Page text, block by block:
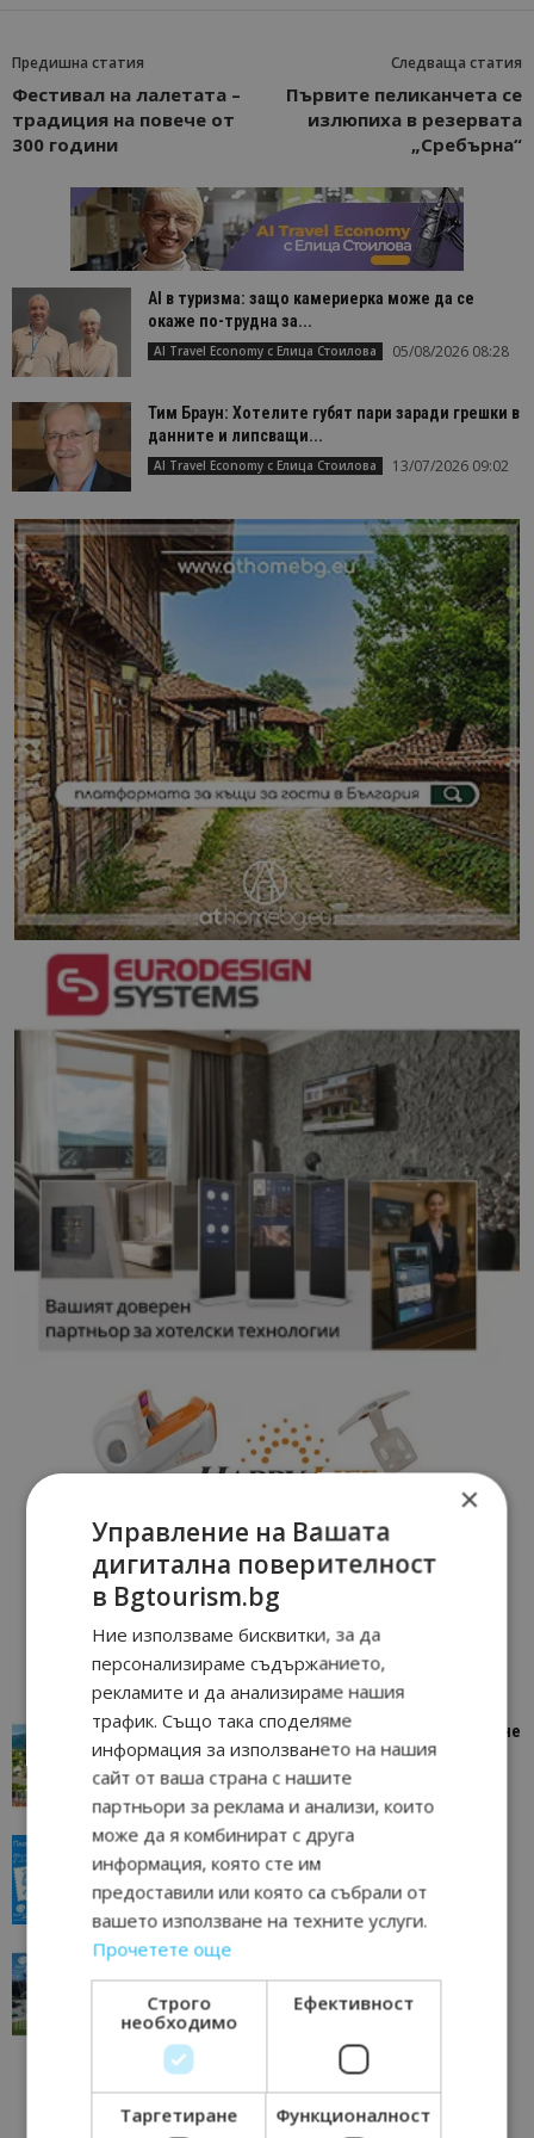
Предишна статия
Фестивал на лалетата –
традиция на повече от
300 години
Следваща статия
Първите пеликанчета се
излюпиха в резервата
„Сребърна“
AI в туризма: защо камериерка може да се
окаже по-трудна за...
AI Travel Economy с Елица Стоилова 05/08/2026 08:28
Тим Браун: Хотелите губят пари заради грешки в
данните и липсващи...
AI Travel Economy с Елица Стоилова 13/07/2026 09:02
“Пощенска картичка от…”: Петрич – Изживяване
отвъд очакваното
Петрич 11/07/2026 11:22
“Пощенска картичка от…”: Пловдив, градът на
всички времена
Пловдив 23/06/2026 10:00
“Пощенска картичка от…”: Перник – град на
традициите, културата и вдъхновяващите...
Перник 17/06/2026 09:01
×
Управление на Вашата
дигитална поверителност
в Bgtourism.bg
Ние използваме бисквитки, за да
персонализираме съдържанието,
рекламите и да анализираме нашия
трафик. Също така споделяме
информация за използването на нашия
сайт от ваша страна с нашите
партньори за реклама и анализи, които
може да я комбинират с друга
информация, която сте им
предоставили или която са събрали от
вашето използване на техните услуги.
Прочетете още
Строго
необходимо
Ефективност
Таргетиране Функционалност